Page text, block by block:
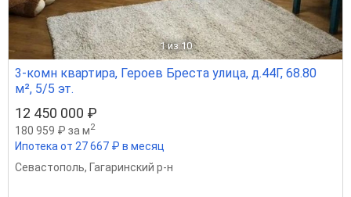
1 из 10
3-комн квартира, Героев Бреста улица, д.44Г, 68.80
м², 5/5 эт.
12 450 000 ₽
180 959 ₽ за м2
Ипотека от 27 667 ₽ в месяц
Севастополь, Гагаринский р-н